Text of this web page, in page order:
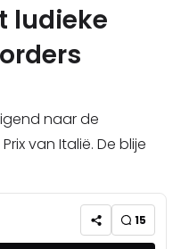
ludieke
naar de
van Italië. De blije
15